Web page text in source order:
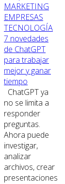
MARKETING
EMPRESAS
TECNOLOGÍA
7 novedades
de ChatGPT
para trabajar
mejor y ganar
tiempo
ChatGPT ya
no se limita a
responder
preguntas.
Ahora puede
investigar,
analizar
archivos, crear
presentaciones